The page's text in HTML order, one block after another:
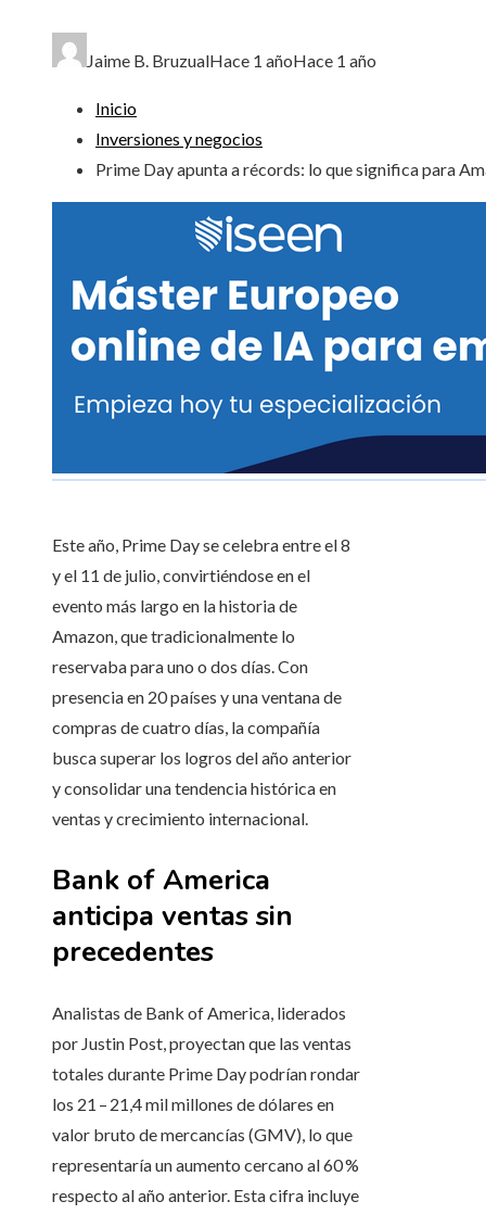
Jaime B. BruzualHace 1 añoHace 1 año
Inicio
Inversiones y negocios
Prime Day apunta a récords: lo que significa para
Este año, Prime Day se celebra entre el 8
y el 11 de julio, convirtiéndose en el
evento más largo en la historia de
Amazon, que tradicionalmente lo
reservaba para uno o dos días. Con
presencia en 20 países y una ventana de
compras de cuatro días, la compañía
busca superar los logros del año anterior
y consolidar una tendencia histórica en
ventas y crecimiento internacional.
Bank of America
anticipa ventas sin
precedentes
Analistas de Bank of America, liderados
por Justin Post, proyectan que las ventas
totales durante Prime Day podrían rondar
los 21 – 21,4 mil millones de dólares en
valor bruto de mercancías (GMV), lo que
representaría un aumento cercano al 60 %
respecto al año anterior. Esta cifra incluye